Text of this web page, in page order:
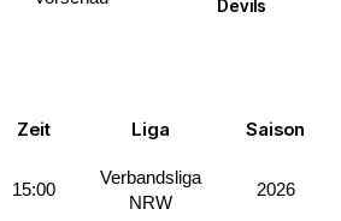
Devils
Zeit Liga Saison
15:00
Verbandsliga
NRW
2026